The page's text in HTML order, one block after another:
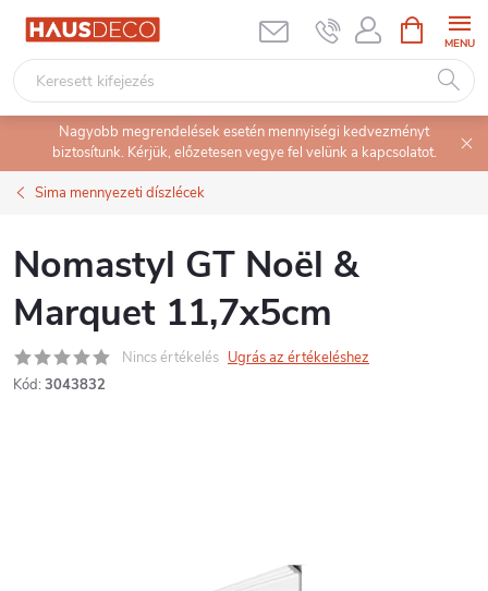
Ugrás
tartalomhoz
KOSÁR
Nagyobb megrendelések esetén mennyiségi kedvezményt
biztosítunk. Kérjük, előzetesen vegye fel velünk a kapcsolatot.
Sima mennyezeti díszlécek
Nomastyl GT Noël &
Marquet 11,7x5cm
Nincs értékelés Ugrás az értékeléshez
Kód: 3043832